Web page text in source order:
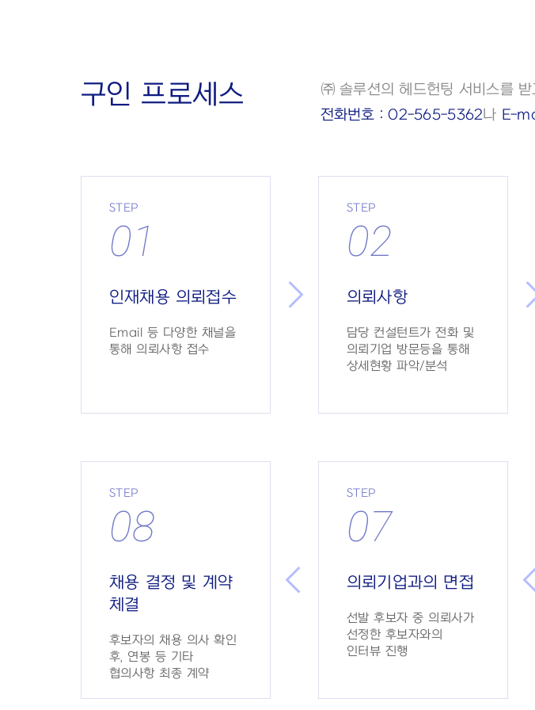
구인 프로세스
㈜ 솔루션의 헤드헌팅 서비스를
전화번호 : 02-565-5362나 E-
STEP
01
인재채용 의뢰접수
Email 등 다양한 채널을
통해 의뢰사항 접수
STEP
02
의뢰사항
담당 컨설턴트가 전화 및
의뢰기업 방문등을 통해
상세현황 파악/분석
STEP
07
의뢰기업과의 면접
선발 후보자 중 의뢰사가
선정한 후보자와의
인터뷰 진행
STEP
08
채용 결정 및 계약
체결
후보자의 채용 의사 확인
후, 연봉 등 기타
협의사항 최종 계약